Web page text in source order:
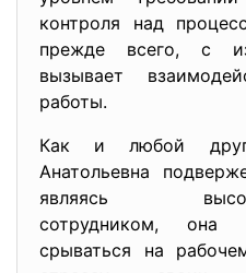
контроля над
прежде всего, с
вызывает
работы.
Как и любой
Анатольевна
являясь
сотрудником, она
срываться на